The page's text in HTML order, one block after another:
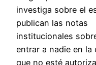
investiga sobre el
publican las notas
institucionales
entrar a nadie en la
que no esté